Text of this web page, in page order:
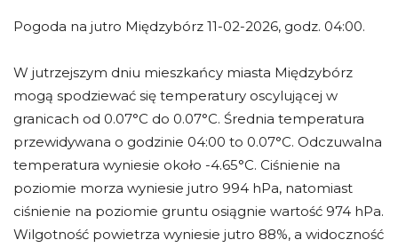
Pogoda na jutro Międzybórz 11-02-2026, godz. 04:00.
W jutrzejszym dniu mieszkańcy miasta Międzybórz
mogą spodziewać się temperatury oscylującej w
granicach od 0.07°C do 0.07°C. Średnia temperatura
przewidywana o godzinie 04:00 to 0.07°C. Odczuwalna
temperatura wyniesie około -4.65°C. Ciśnienie na
poziomie morza wyniesie jutro 994 hPa, natomiast
ciśnienie na poziomie gruntu osiągnie wartość 974 hPa.
Wilgotność powietrza wyniesie jutro 88%, a widoczność